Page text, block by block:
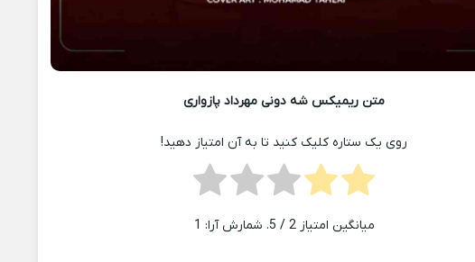
متن ریمیکس شه دونی مهرداد پازواری
روی یک ستاره کلیک کنید تا به آن امتیاز دهید!
میانگین امتیاز2 / 5. شمارش آرا: 1